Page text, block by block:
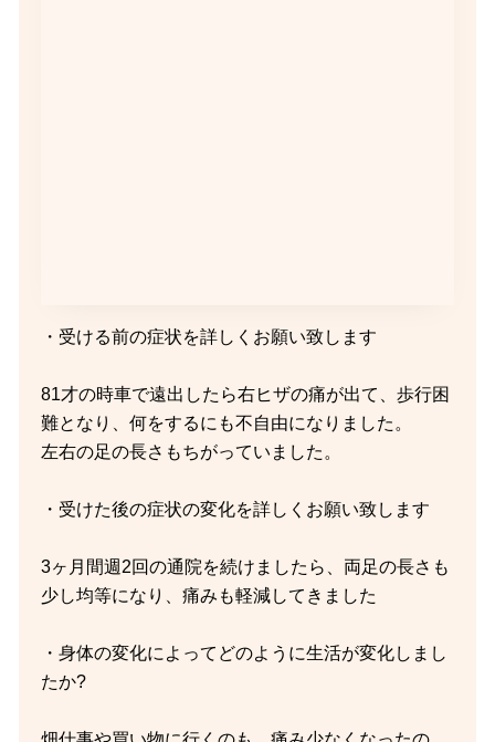
・受ける前の症状を詳しくお願い致します
81才の時車で遠出したら右ヒザの痛が出て、歩行困
難となり、何をするにも不自由になりました。
左右の足の長さもちがっていました。
・受けた後の症状の変化を詳しくお願い致します
3ヶ月間週2回の通院を続けましたら、両足の長さも
少し均等になり、痛みも軽減してきました
・身体の変化によってどのように生活が変化しまし
たか?